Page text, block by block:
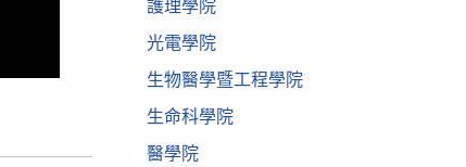
護理學院
光電學院
生物醫學暨工程學院
生命科學院
醫學院